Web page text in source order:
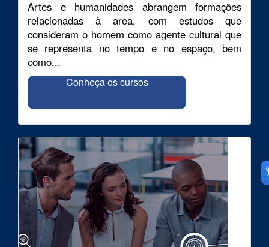
Artes e humanidades abrangem formações
relacionadas à area, com estudos que
consideram o homem como agente cultural que
se representa no tempo e no espaço, bem
como...
Conheça os cursos